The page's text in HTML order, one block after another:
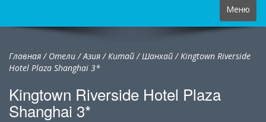
Toggle
navigation
Меню
Главная/ Отели/Азия/Китай/Шанхай /Kingtown Riverside
Hotel Plaza Shanghai 3*
Kingtown Riverside Hotel Plaza
Shanghai 3*